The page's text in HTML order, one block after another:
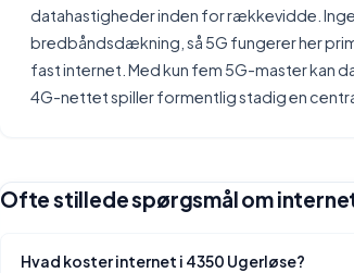
datahastigheder inden for rækkevidde.
bredbåndsdækning, så 5G fungerer her
fast internet. Med kun fem 5G-master kan
4G-nettet spiller formentlig stadig en
Ofte stillede spørgsmål om
Hvad koster internet i 4350 Ugerløse?